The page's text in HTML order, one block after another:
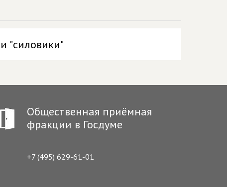
"силовики"
Общественная приёмная
фракции в Госдуме
+7 (495) 629-61-01